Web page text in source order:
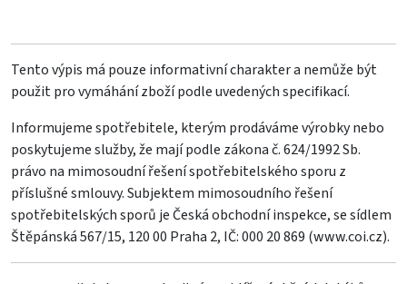
Tento výpis má pouze informativní charakter a nemůže být
použit pro vymáhání zboží podle uvedených specifikací.
Informujeme spotřebitele, kterým prodáváme výrobky nebo
poskytujeme služby, že mají podle zákona č. 624/1992 Sb.
právo na mimosoudní řešení spotřebitelského sporu z
příslušné smlouvy. Subjektem mimosoudního řešení
spotřebitelských sporů je Česká obchodní inspekce, se sídlem
Štěpánská 567/15, 120 00 Praha 2, IČ: 000 20 869 (www.coi.cz).